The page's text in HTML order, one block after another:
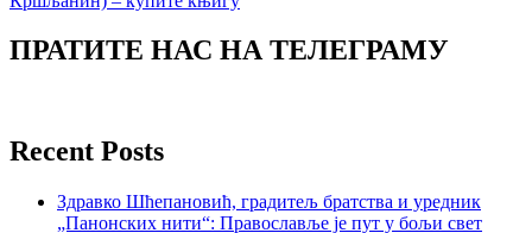
ПРАТИТЕ НАС НА ТЕЛЕГРАМУ
Recent Posts
Здравко Шћепановић, градитељ братства и уредник
„Панонских нити“: Православље је пут у бољи свет